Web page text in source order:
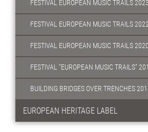
FESTIVAL EUROPEAN MUSIC TRAILS 2023
FESTIVAL EUROPEAN MUSIC TRAILS
FESTIVAL EUROPEAN MUSIC TRAILS 2020
FESTIVAL “EUROPEAN MUSIC TRAILS“
BUILDING BRIDGES OVER TRENCHES
EUROPEAN HERITAGE LABEL